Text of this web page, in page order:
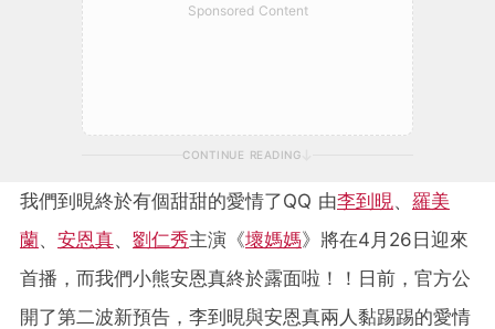
Sponsored Content
CONTINUE READING
我們到晛終於有個甜甜的愛情了QQ 由李到晛、 羅美
蘭、 安恩真、 劉仁秀主演《壞媽媽》將在4月26日迎來
首播，而我們小熊安恩真終於露面啦！！日前，官方公
開了第二波新預告，李到晛與安恩真兩人黏踢踢的愛情